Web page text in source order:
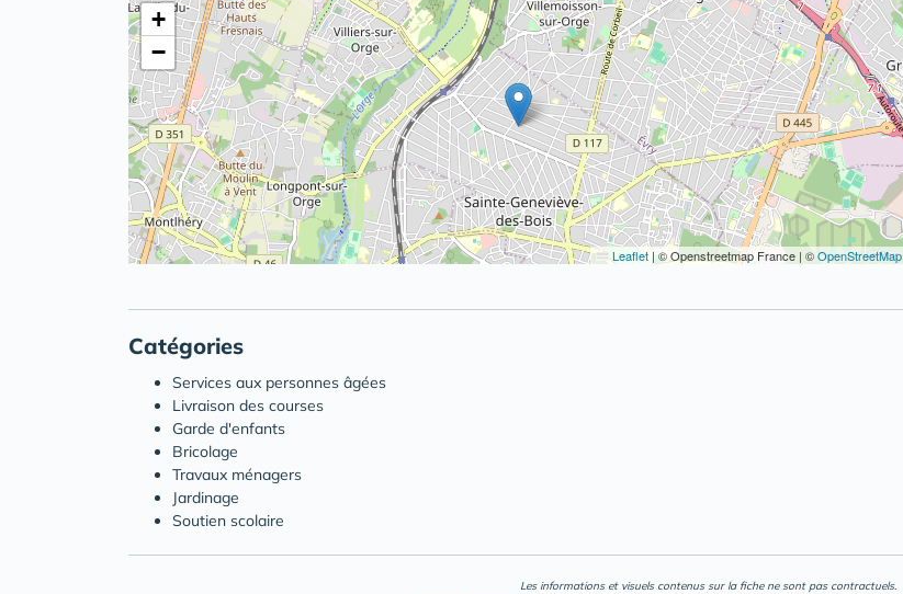
+
−
Leaflet|© Openstreetmap France | ©OpenStreetMap
Catégories
Services aux personnes âgées
Livraison des courses
Garde d'enfants
Bricolage
Travaux ménagers
Jardinage
Soutien scolaire
Les informations et visuels contenus sur la fiche ne sont pas contractuels.